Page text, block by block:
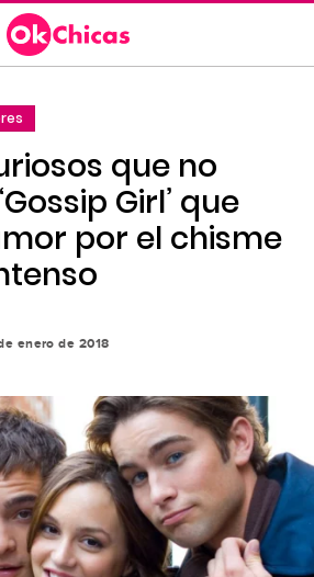
que no
Girl’ que
por el chisme
enero de 2018